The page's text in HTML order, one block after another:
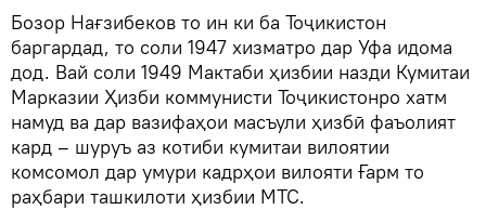
Бозор Нағзибеков то ин ки ба Тоҷикистон
баргардад, то соли 1947 хизматро дар Уфа идома
дод. Вай соли 1949 Мактаби ҳизбии назди Кумитаи
Марказии Ҳизби коммунисти Тоҷикистонро хатм
намуд ва дар вазифаҳои масъули ҳизбӣ фаъолият
кард – шуруъ аз котиби кумитаи вилоятии
комсомол дар умури кадрҳои вилояти Ғарм то
раҳбари ташкилоти ҳизбии МТС.